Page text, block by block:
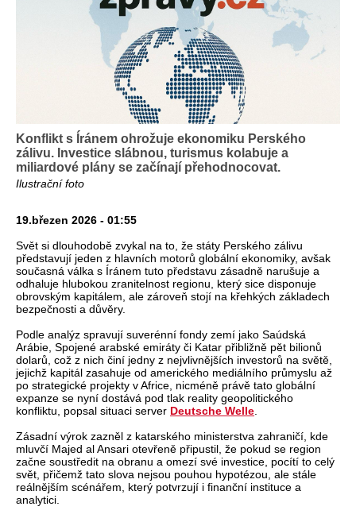
Konflikt s Íránem ohrožuje ekonomiku Perského
zálivu. Investice slábnou, turismus kolabuje a
miliardové plány se začínají přehodnocovat.
Ilustrační foto
19.březen 2026 - 01:55
Svět si dlouhodobě zvykal na to, že státy Perského zálivu
představují jeden z hlavních motorů globální ekonomiky, avšak
současná válka s Íránem tuto představu zásadně narušuje a
odhaluje hlubokou zranitelnost regionu, který sice disponuje
obrovským kapitálem, ale zároveň stojí na křehkých základech
bezpečnosti a důvěry.
Podle analýz spravují suverénní fondy zemí jako Saúdská
Arábie, Spojené arabské emiráty či Katar přibližně pět bilionů
dolarů, což z nich činí jedny z nejvlivnějších investorů na světě,
jejichž kapitál zasahuje od amerického mediálního průmyslu až
po strategické projekty v Africe, nicméně právě tato globální
expanze se nyní dostává pod tlak reality geopolitického
konfliktu, popsal situaci server Deutsche Welle.
Zásadní výrok zazněl z katarského ministerstva zahraničí, kde
mluvčí Majed al Ansari otevřeně připustil, že pokud se region
začne soustředit na obranu a omezí své investice, pocítí to celý
svět, přičemž tato slova nejsou pouhou hypotézou, ale stále
reálnějším scénářem, který potvrzují i finanční instituce a
analytici.